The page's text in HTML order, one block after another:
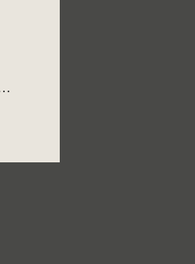
ポイント、決め手はレイアウトと非日常感。